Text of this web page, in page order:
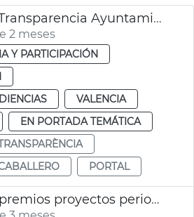
Nuevo Portal Transparencia Ayuntamiento de València
2 meses
Y PARTICIPACIÓN
VALENCIA
EN PORTADA TEMÁTICA
PORTAL
Convocatoria premios proyectos periodismo datos abiertos València